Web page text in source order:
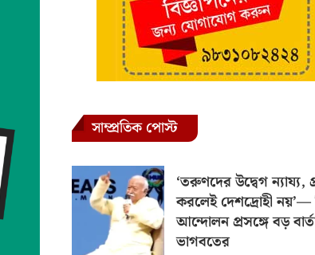
সাম্প্রতিক পোস্ট
‘তরুণদের উদ্বেগ ন্যায্য,
করলেই দেশদ্রোহী নয়’—
আন্দোলন প্রসঙ্গে বড়
ভাগবতের